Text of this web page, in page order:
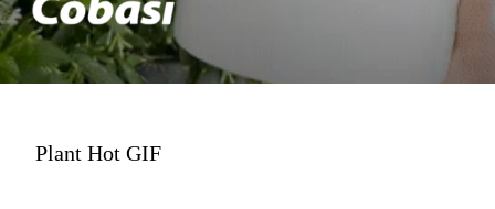
Plant Hot GIF